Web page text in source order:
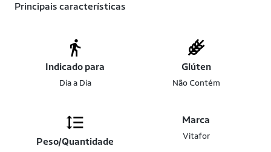
Principais características
Indicado para
Dia a Dia
Glúten
Não Contém
Peso/Quantidade
Marca
Vitafor